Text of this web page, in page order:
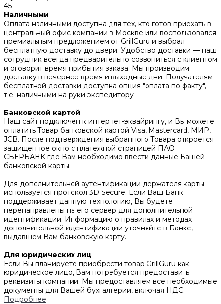
45
Наличными
Оплата наличными доступна для тех, кто готов приехать в
центральный офис компании в Москве или воспользовался
премиальным предложением от GrillGuru и выбрал
бесплатную доставку до двери. Удобство доставки — наш
сотрудник всегда предварительно созвониться с клиентом
и оговорит время прибытия заказа. Мы производим
доставку в вечернее время и выходные дни. Получателям
бесплатной доставки доступна опция "оплата по факту",
т.е. наличными на руки экспедитору
Банковской картой
Наш сайт подключен к интернет-эквайрингу, и Вы можете
оплатить Товар банковской картой Visa, Mastercard, МИР,
JCB. После подтверждения выбранного Товара откроется
защищенное окно с платежной страницей ПАО
СБЕРБАНК где Вам необходимо ввести данные Вашей
банковской карты.
Для дополнительной аутентификации держателя карты
используется протокол 3D Secure. Если Ваш Банк
поддерживает данную технологию, Вы будете
перенаправлены на его сервер для дополнительной
идентификации. Информацию о правилах и методах
дополнительной идентификации уточняйте в Банке,
выдавшем Вам банковскую карту.
Для юридических лиц
Если Вы планируете приобрести товар GrillGuru как
юридическое лицо, Вам потребуется предоставить
реквизиты компании. Мы предоставляем все необходимые
документы для Вашей бухгалтерии, включая НДС.
Подробнее